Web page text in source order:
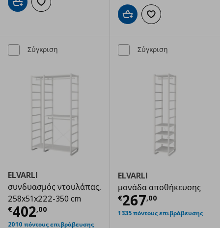
Προσθήκη στο καλάθι
Προσθήκη στα αγαπημένα
Προσθήκη στο καλάθι
Προσθήκη στα
Σύγκριση
ELVARLI
συνδυασμός ντουλάπας,
258x51x222-350 cm
€402,00
Τρέχουσα τιμή € 402,00
2010 πόντους επιβράβευσης
Σύγκριση
ELVARLI
μονάδα αποθήκευσης
€267,00
Τρέχουσα
1335 πόντους επιβράβευσης